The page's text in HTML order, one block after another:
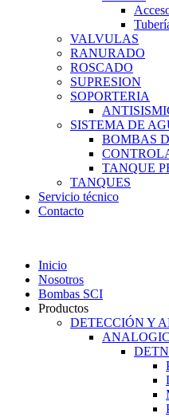
VALVULAS
RANURADO
ROSCADO
SUPRESION
SOPORTERIA
SISTEMA DE
BOMBAS
TANQUE
TANQUES
Servicio técnico
Contacto
Inicio
Nosotros
Bombas SCI
Productos
DETECCIÓN Y